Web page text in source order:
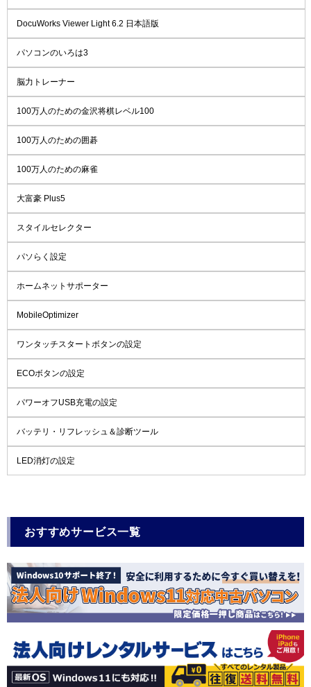
DocuWorks Viewer Light 6.2 日本語版
パソコンのいろは3
脳力トレーナー
100万人のための金沢将棋レベル100
100万人のための囲碁
100万人のための麻雀
大富豪 Plus5
スタイルセレクター
パソらく設定
ホームネットサポーター
MobileOptimizer
ワンタッチスタートボタンの設定
ECOボタンの設定
パワーオフUSB充電の設定
バッテリ・リフレッシュ＆診断ツール
LED消灯の設定
おすすめサービス一覧